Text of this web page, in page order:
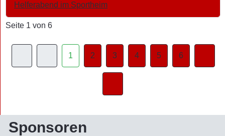
Helferabend im Sportheim
Seite 1 von 6
1 2 3 4 5 6
Sponsoren